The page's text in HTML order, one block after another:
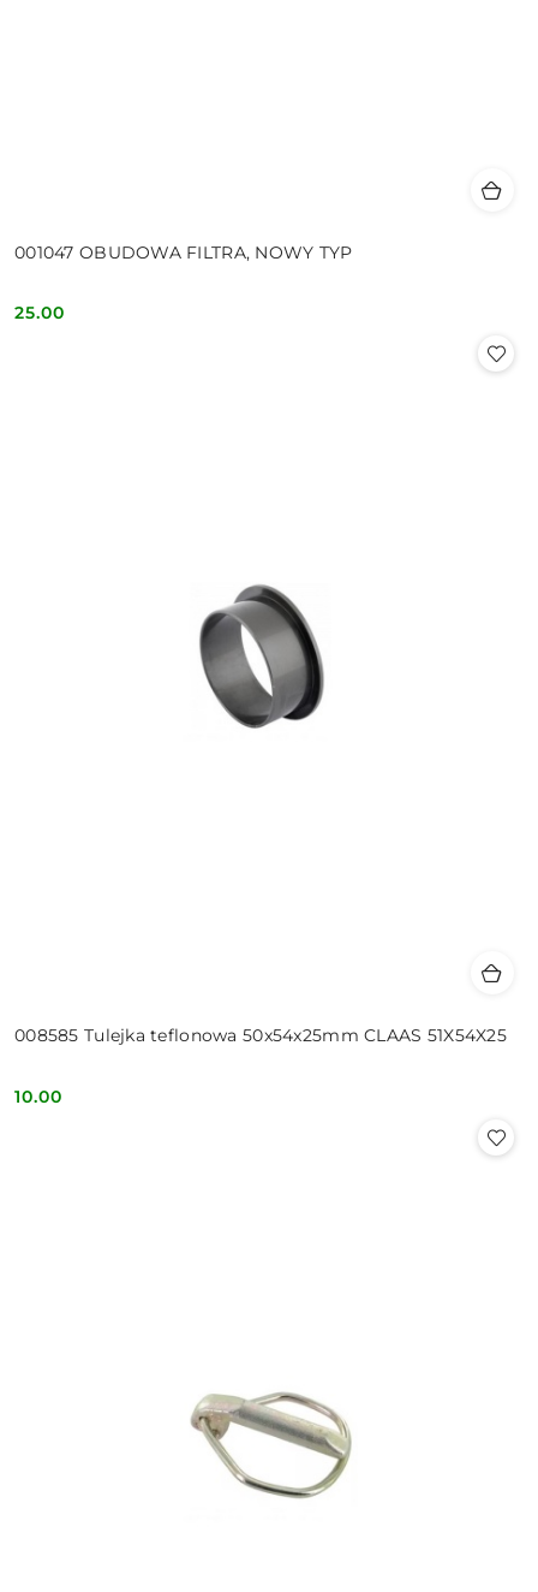
001047 OBUDOWA FILTRA, NOWY TYP
Cena:
25.00
008585 Tulejka teflonowa 50x54x25mm CLAAS 51X54X25
Cena:
10.00